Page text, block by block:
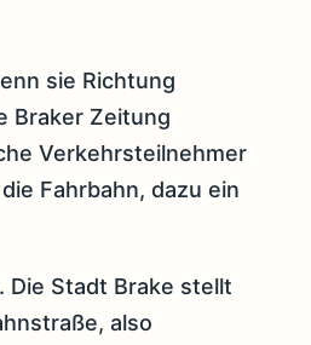
sie Richtung
Braker Zeitung
Verkehrsteilnehmer
Fahrbahn, dazu ein
Die Stadt Brake stellt
also